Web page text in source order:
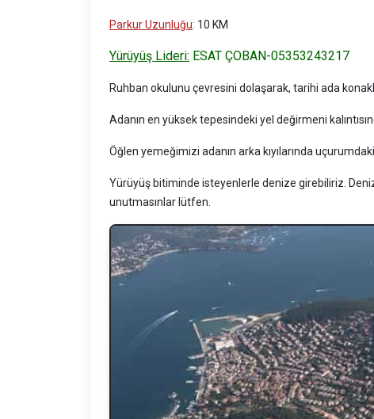
Parkur Uzunluğu: 10 KM
Yürüyüş Lideri: ESAT ÇOBAN-05353243217
Ruhban okulunu çevresini dolaşarak, tarihi ada
Adanın en yüksek tepesindeki yel değirmeni
Öğlen yemeğimizi adanın arka kıyılarında
Yürüyüş bitiminde isteyenlerle denize girebiliriz.
unutmasınlar lütfen.